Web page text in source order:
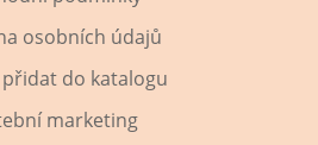
osobních údajů
přidat do katalogu
marketing